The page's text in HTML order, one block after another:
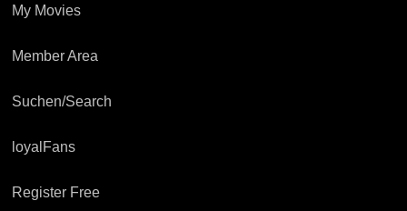
My Movies
Member Area
Suchen/Search
loyalFans
Register Free